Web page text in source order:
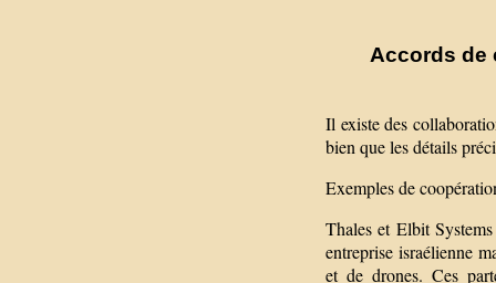
Accords de
Il existe des
bien que les détails
Exemples de
Thales et Elbit
entreprise israélienne
et de drones. Ces